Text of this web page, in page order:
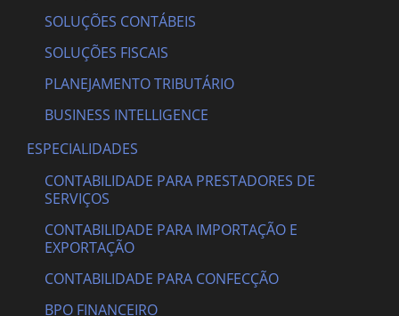
SOLUÇÕES CONTÁBEIS
SOLUÇÕES FISCAIS
PLANEJAMENTO TRIBUTÁRIO
BUSINESS INTELLIGENCE
ESPECIALIDADES
CONTABILIDADE PARA PRESTADORES DE
SERVIÇOS
CONTABILIDADE PARA IMPORTAÇÃO E
EXPORTAÇÃO
CONTABILIDADE PARA CONFECÇÃO
BPO FINANCEIRO